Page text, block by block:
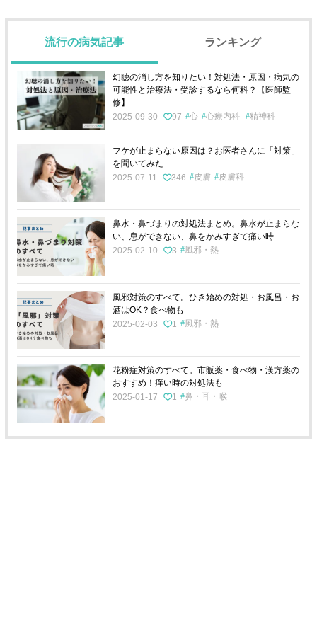
流行の病気記事 ランキング
幻聴の消し方を知りたい！対処法・原因・病気の
可能性と治療法・受診するなら何科？【医師監
修】
2025-09-30
97 心 心療内科 精神科
フケが止まらない原因は？お医者さんに「対策」
を聞いてみた
2025-07-11
346 皮膚 皮膚科
鼻水・鼻づまりの対処法まとめ。鼻水が止まらな
い、息ができない、鼻をかみすぎて痛い時
2025-02-10
3 風邪・熱
風邪対策のすべて。ひき始めの対処・お風呂・お
酒はOK？食べ物も
2025-02-03
1 風邪・熱
花粉症対策のすべて。市販薬・食べ物・漢方薬の
おすすめ！痒い時の対処法も
2025-01-17
1 鼻・耳・喉